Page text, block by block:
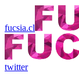
fucsia.cl
twitter